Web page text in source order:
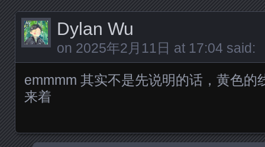
Dylan Wu
on 2025年2月11日 at 17:04 said:
emmmm 其实不是先说明的话，黄色的
来着